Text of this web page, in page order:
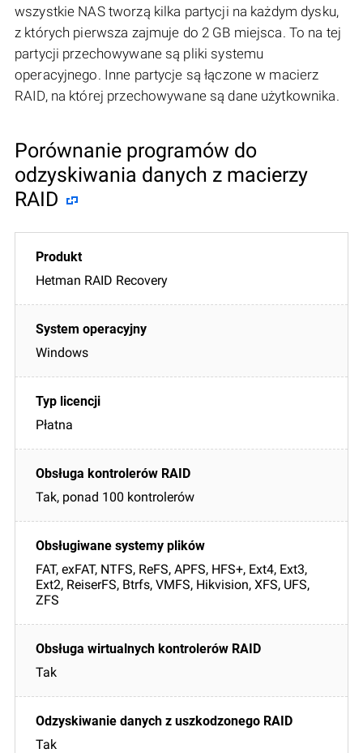
wszystkie NAS tworzą kilka partycji na każdym dysku,
z których pierwsza zajmuje do 2 GB miejsca. To na tej
partycji przechowywane są pliki systemu
operacyjnego. Inne partycje są łączone w macierz
RAID, na której przechowywane są dane użytkownika.
Porównanie programów do
odzyskiwania danych z macierzy
RAID
Hetman RAID Recovery
Windows
Płatna
Tak, ponad 100 kontrolerów
FAT, exFAT, NTFS, ReFS, APFS, HFS+, Ext4, Ext3,
Ext2, ReiserFS, Btrfs, VMFS, Hikvision, XFS, UFS,
ZFS
Tak
Tak